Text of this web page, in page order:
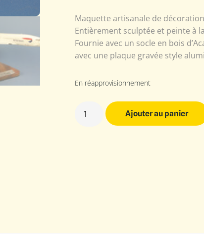
Maquette artisanale de
Entièrement sculptée et peinte à
Fournie avec un socle en bois
avec une plaque gravée style
En réapprovisionnement
Ajouter au panier